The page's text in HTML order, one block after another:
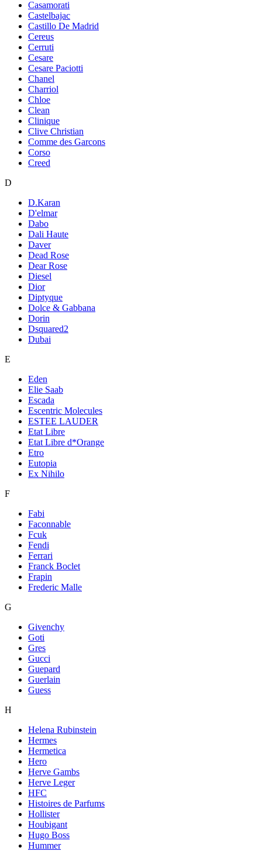
Casamorati
Castelbajac
Castillo De Madrid
Cereus
Cerruti
Cesare
Cesare Paciotti
Chanel
Charriol
Chloe
Clean
Clinique
Clive Christian
Comme des Garcons
Corso
Creed
D
D.Karan
D'elmar
Dabo
Dali Haute
Daver
Dead Rose
Dear Rose
Diesel
Dior
Diptyque
Dolce & Gabbana
Dorin
Dsquared2
Dubai
E
Eden
Elie Saab
Escada
Escentric Molecules
ESTEE LAUDER
Etat Libre
Etat Libre d*Orange
Etro
Eutopia
Ex Nihilo
F
Fabi
Faconnable
Fcuk
Fendi
Ferrari
Franck Boclet
Frapin
Frederic Malle
G
Givenchy
Goti
Gres
Gucci
Guepard
Guerlain
Guess
H
Helena Rubinstein
Hermes
Hermetica
Hero
Herve Gambs
Herve Leger
HFC
Histoires de Parfums
Hollister
Houbigant
Hugo Boss
Hummer